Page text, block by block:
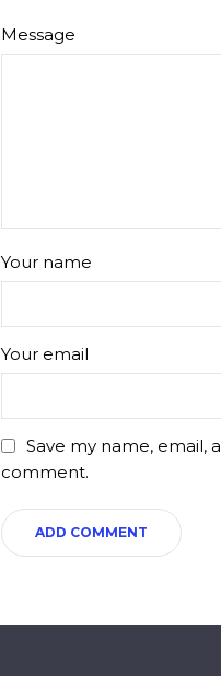
Message
Your name
Your email
Save my name, email,
comment.